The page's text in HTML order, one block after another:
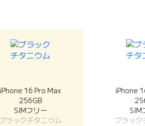
iPhone 16 Pro Max
256GB
SIMフリー
ブラックチタニウム
iPhone
SIM
ブラック